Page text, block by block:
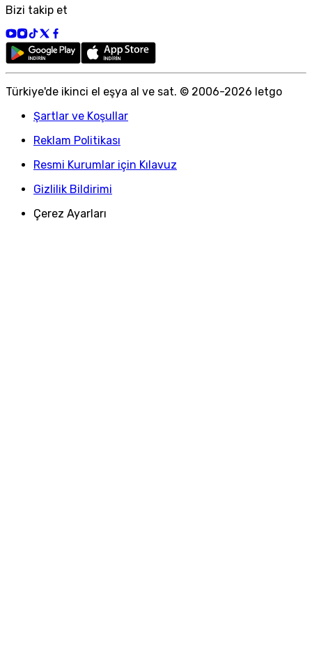
Bizi takip et
Türkiye'de ikinci el eşya al ve sat. © 2006-2026 letgo
Şartlar ve Koşullar
Reklam Politikası
Resmi Kurumlar için Kılavuz
Gizlilik Bildirimi
Çerez Ayarları